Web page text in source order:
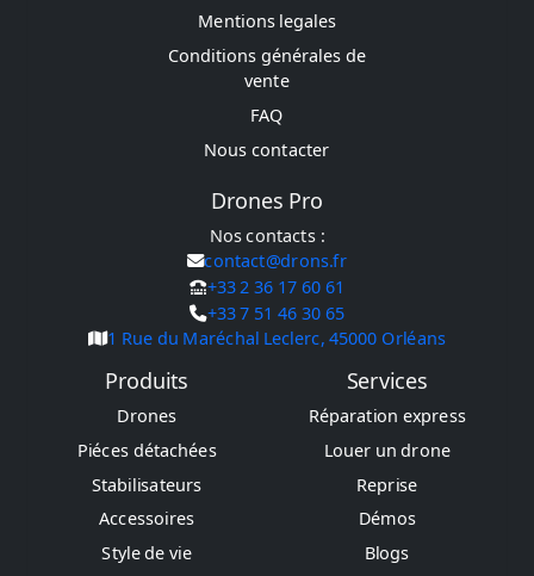
Produits
Drones
Piéces détachées
Stabilisateurs
Accessoires
Style de vie
Services
Réparation express
Louer un drone
Reprise
Démos
Blogs
Mentions legales
Conditions générales de
vente
FAQ
Nous contacter
Drones Pro
Nos contacts :
contact@drons.fr
+33 2 36 17 60 61
+33 7 51 46 30 65
1 Rue du Maréchal Leclerc, 45000 Orléans